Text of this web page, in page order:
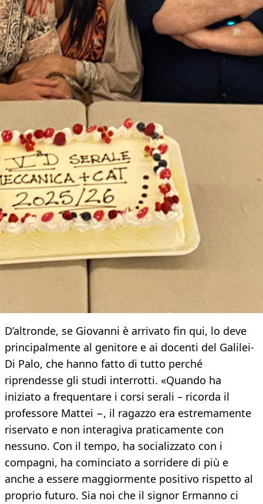
D’altronde, se Giovanni è arrivato fin qui, lo deve
principalmente al genitore e ai docenti del Galilei-
Di Palo, che hanno fatto di tutto perché
riprendesse gli studi interrotti. «Quando ha
iniziato a frequentare i corsi serali – ricorda il
professore Mattei −, il ragazzo era estremamente
riservato e non interagiva praticamente con
nessuno. Con il tempo, ha socializzato con i
compagni, ha cominciato a sorridere di più e
anche a essere maggiormente positivo rispetto al
proprio futuro. Sia noi che il signor Ermanno ci